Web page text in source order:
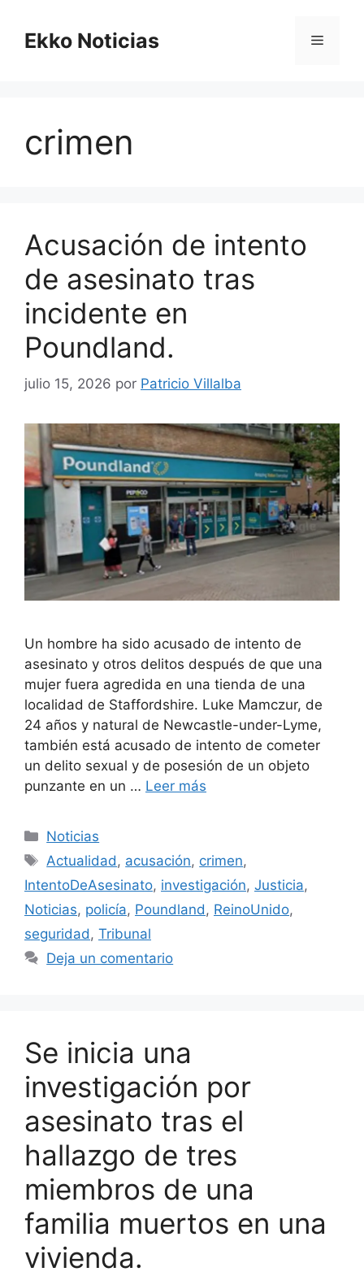
contenido
Ekko Noticias Menú
crimen
Acusación de intento
de asesinato tras
incidente en
Poundland.
julio 15, 2026 por Patricio Villalba
Un hombre ha sido acusado de intento de
asesinato y otros delitos después de que una
mujer fuera agredida en una tienda de una
localidad de Staffordshire. Luke Mamczur, de
24 años y natural de Newcastle-under-Lyme,
también está acusado de intento de cometer
un delito sexual y de posesión de un objeto
punzante en un … Leer más
Categorías
Noticias
Etiquetas
Actualidad, acusación, crimen,
IntentoDeAsesinato, investigación, Justicia,
Noticias, policía, Poundland, ReinoUnido,
seguridad, Tribunal
Deja un comentario
Se inicia una
investigación por
asesinato tras el
hallazgo de tres
miembros de una
familia muertos en una
vivienda.